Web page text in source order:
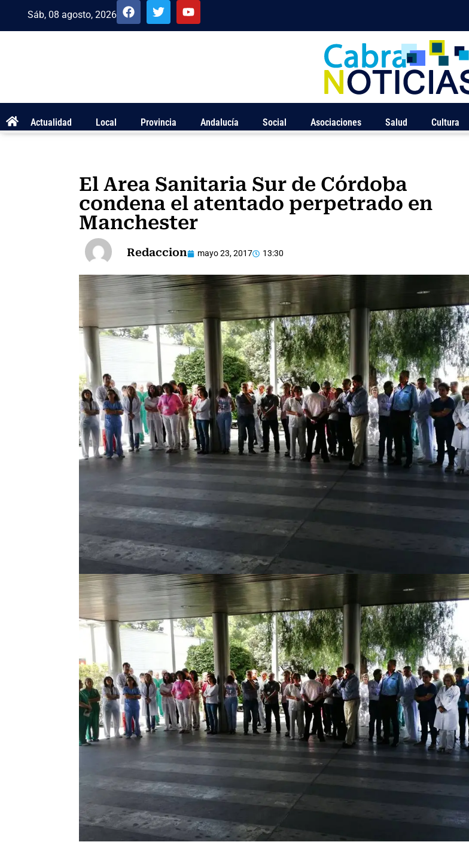
Sáb, 08 agosto, 2026
Actualidad Local Provincia Andalucía Social Asociaciones Salud Cultura
El Area Sanitaria Sur de Córdoba
condena el atentado perpetrado en
Manchester
Redaccion mayo 23, 2017 13:30